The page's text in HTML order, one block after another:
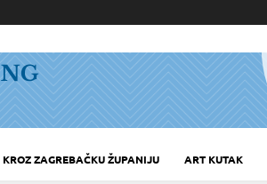
KROZ ZAGREBAČKU ŽUPANIJU ART KUTAK